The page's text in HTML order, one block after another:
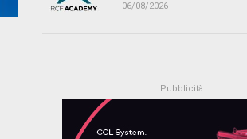
06/08/2026